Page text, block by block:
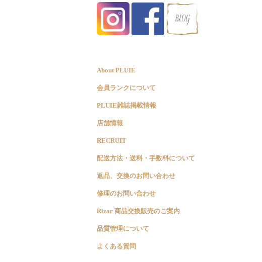
About PLUIE
会員ランクについて
PLUIE雑誌掲載情報
店舗情報
RECRUIT
配送方法・送料・手数料について
返品、交換のお問い合わせ
修理のお問い合わせ
Rizar 商品交換販売のご案内
品質管理について
よくある質問